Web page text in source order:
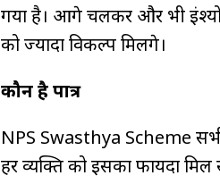
गया है। आगे चलकर और भी
को ज्यादा विकल्प मिलेंगे।
कौन है पात्र
NPS Swasthya Scheme
हर व्यक्ति को इसका फायदा